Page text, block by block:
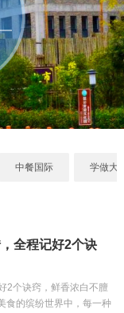
中餐国际 学做大
全程记好2个诀
2个诀窍，鲜香浓白不膻
食的缤纷世界中，每一种